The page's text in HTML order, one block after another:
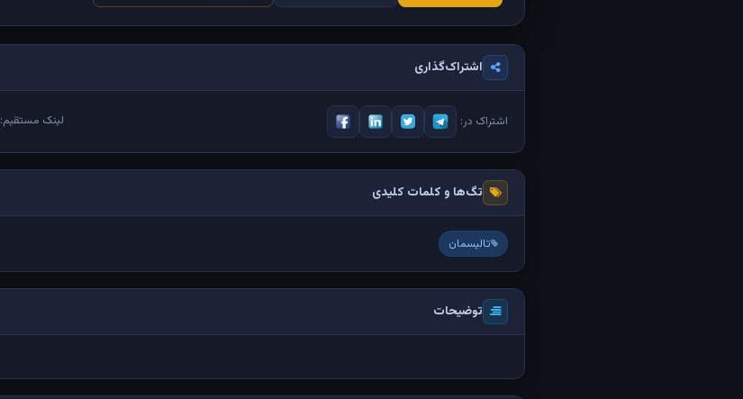
اشتراک‌گذاری
اشتراک در: لینک مستقیم:
تگ‌ها و کلمات کلیدی
تالیسمان
توضیحات